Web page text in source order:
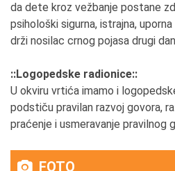
da dete kroz vežbanje postane
psihološki sigurna, istrajna,
drži nosilac crnog pojasa drugi
::Logopedske radionice::
U okviru vrtića imamo i
podstiču pravilan razvoj govora,
praćenje i usmeravanje pravilnog
FOTO